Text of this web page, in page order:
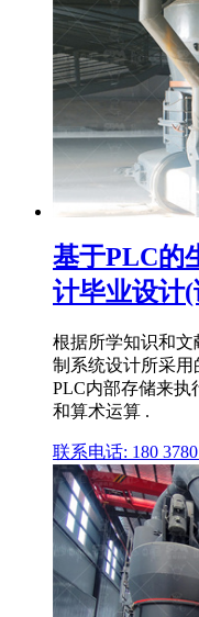
基于PLC的
计毕业设计
根据所学知识和
制系统设计所采用
PLC内部存储来执
和算术运算 .
联系电话: 180 3780